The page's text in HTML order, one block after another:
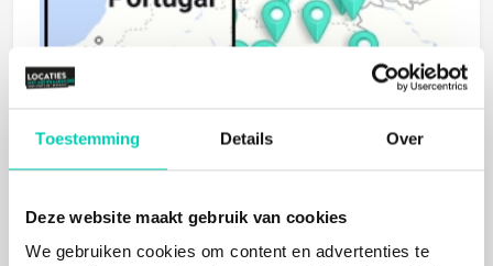
Toestemming Details Over
Deze website maakt gebruik van cookies
We gebruiken cookies om content en advertenties te